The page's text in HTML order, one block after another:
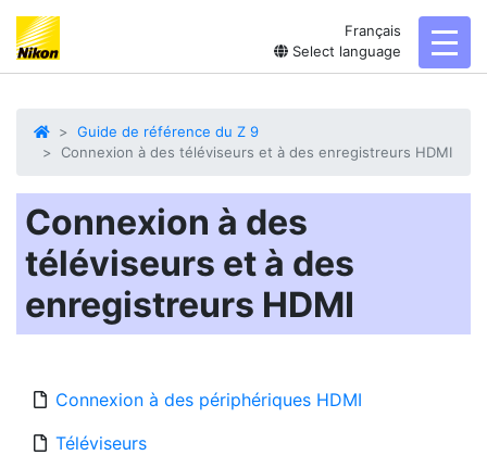
Français
Select language
Guide de référence du Z 9
Connexion à des téléviseurs et à des enregistreurs HDMI
Connexion à des
téléviseurs et à des
enregistreurs HDMI
Connexion à des périphériques HDMI
Téléviseurs